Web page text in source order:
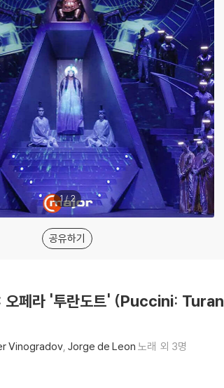
1/2
공유하기
오페라 '투란도트' (Puccini:
Vinogradov Jorge de Leon 노래 외 3명